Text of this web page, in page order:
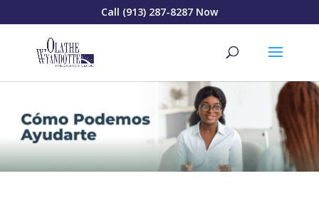
Call (913) 287-8287 Now